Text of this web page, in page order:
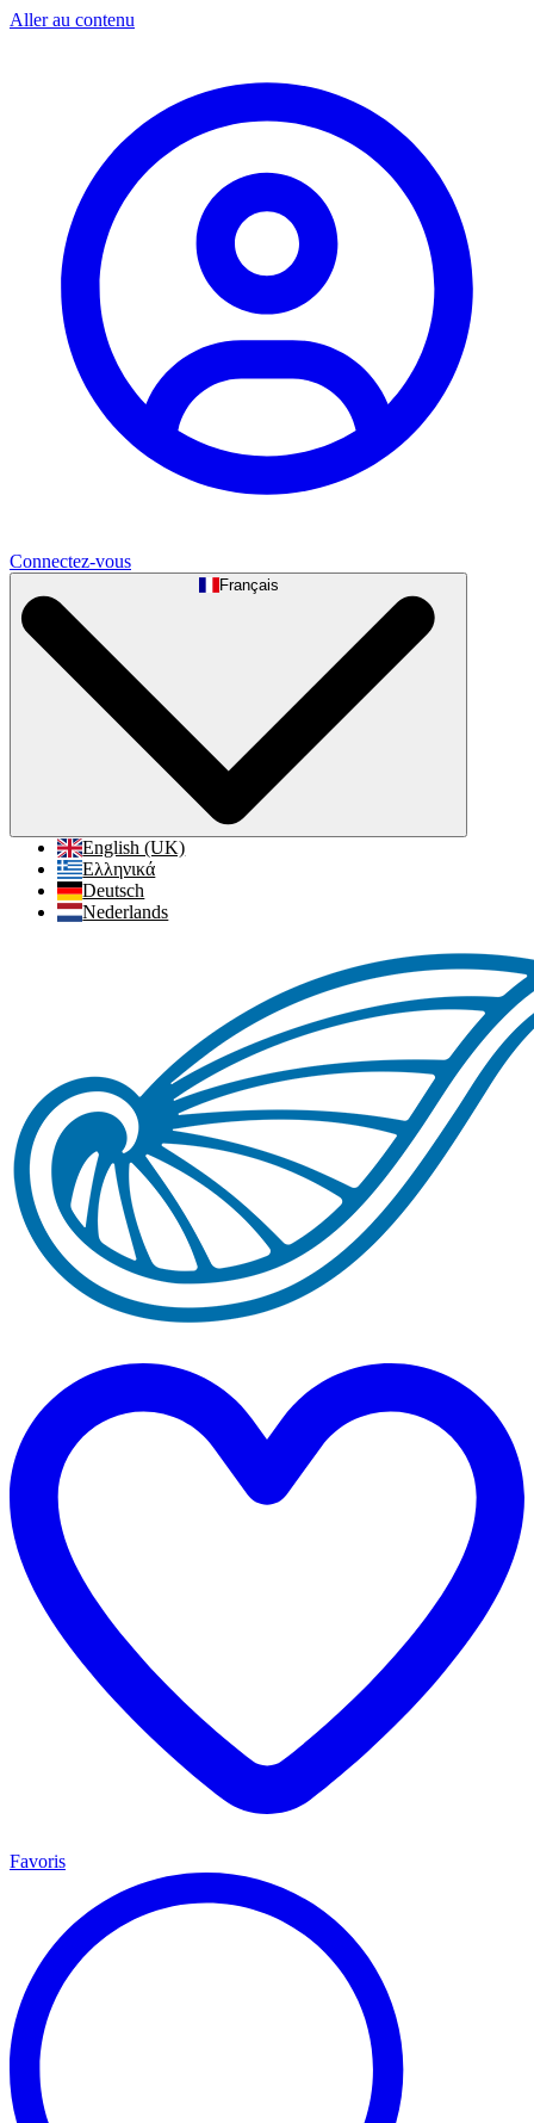
Aller au contenu
Connectez-vous
Français
English (UK)
Ελληνικά
Deutsch
Nederlands
Favoris